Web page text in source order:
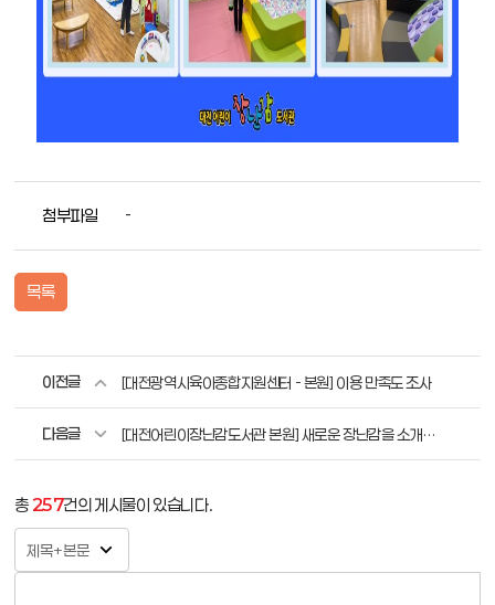
첨부파일 -
목록
이전글 [대전광역시육아종합지원센터 - 본원] 이용 만족도 조사
다음글 [대전어린이장난감도서관 본원] 새로운 장난감을 소개합니다.
총257건의 게시물이 있습니다.